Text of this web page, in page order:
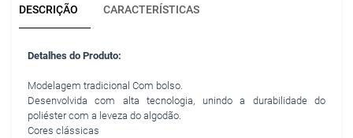
DESCRIÇÃO CARACTERÍSTICAS
Detalhes do Produto:
Modelagem tradicional Com bolso.
Desenvolvida com alta tecnologia, unindo a durabilidade do
poliéster com a leveza do algodão.
Cores clássicas